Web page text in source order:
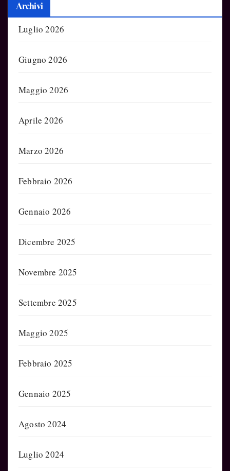
Archivi
Luglio 2026
Giugno 2026
Maggio 2026
Aprile 2026
Marzo 2026
Febbraio 2026
Gennaio 2026
Dicembre 2025
Novembre 2025
Settembre 2025
Maggio 2025
Febbraio 2025
Gennaio 2025
Agosto 2024
Luglio 2024